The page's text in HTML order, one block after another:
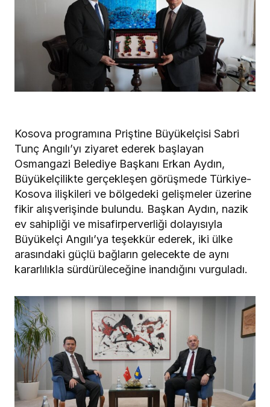
Kosova programına Priştine Büyükelçisi Sabri
Tunç Angılı’yı ziyaret ederek başlayan
Osmangazi Belediye Başkanı Erkan Aydın,
Büyükelçilikte gerçekleşen görüşmede Türkiye-
Kosova ilişkileri ve bölgedeki gelişmeler üzerine
fikir alışverişinde bulundu. Başkan Aydın, nazik
ev sahipliği ve misafirperverliği dolayısıyla
Büyükelçi Angılı’ya teşekkür ederek, iki ülke
arasındaki güçlü bağların gelecekte de aynı
kararlılıkla sürdürüleceğine inandığını vurguladı.